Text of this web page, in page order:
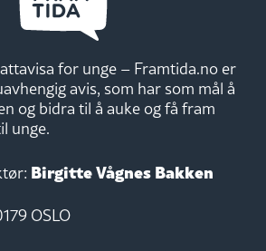
for unge – Framtida.no er
avis, som har som mål å
og bidra til å auke og få fram
unge.
Birgitte Vågnes Bakken
OSLO